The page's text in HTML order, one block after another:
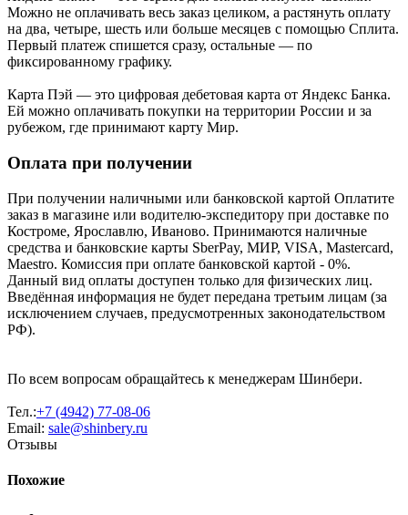
Можно не оплачивать весь заказ целиком, а растянуть оплату
на два, четыре, шесть или больше месяцев с помощью Сплита.
Первый платеж спишется сразу, остальные — по
фиксированному графику.
Карта Пэй — это цифровая дебетовая карта от Яндекс Банка.
Ей можно оплачивать покупки на территории России и за
рубежом, где принимают карту Мир.
Оплата при получении
При получении наличными или банковской картой Оплатите
заказ в магазине или водителю-экспедитору при доставке по
Костроме, Ярославлю, Иваново. Принимаются наличные
средства и банковские карты SberPay, МИР, VISA, Mastercard,
Maestro. Комиссия при оплате банковской картой - 0%.
Данный вид оплаты доступен только для физических лиц.
Введённая информация не будет передана третьим лицам (за
исключением случаев, предусмотренных законодательством
РФ).
По всем вопросам обращайтесь к менеджерам Шинбери.
Тел.:+7 (4942) 77-08-06
Email: sale@shinbery.ru
Отзывы
Похожие